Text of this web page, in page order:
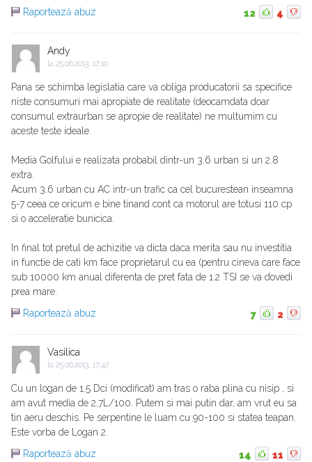
Raportează abuz
12 4
Andy
la 25.06.2013, 17:10
Pana se schimba legislatia care va obliga producatorii sa specifice
niste consumuri mai apropiate de realitate (deocamdata doar
consumul extraurban se apropie de realitate) ne multumim cu
aceste teste ideale.
Media Golfului e realizata probabil dintr-un 3.6 urban si un 2.8
extra.
Acum 3.6 urban cu AC intr-un trafic ca cel bucurestean inseamna
5-7 ceea ce oricum e bine tinand cont ca motorul are totusi 110 cp
si o acceleratie bunicica.
In final tot pretul de achizitie va dicta daca merita sau nu investitia
in functie de cati km face proprietarul cu ea (pentru cineva care face
sub 10000 km anual diferenta de pret fata de 1.2 TSI se va dovedi
prea mare.
Raportează abuz
7 2
Vasilica
la 25.06.2013, 17:47
Cu un logan de 1.5 Dci (modificat) am tras o raba plina cu nisip , si
am avut media de 2,7L/100. Putem si mai putin dar, am vrut eu sa
tin aeru deschis. Pe serpentine le luam cu 90-100 si statea teapan.
Este vorba de Logan 2.
Raportează abuz
14 11